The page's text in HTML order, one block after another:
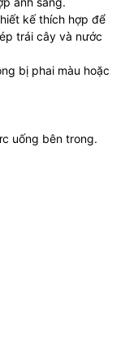
kế thích hợp để
trái cây và nước
bị phai màu hoặc
uống bên trong.
máy sản xuất,